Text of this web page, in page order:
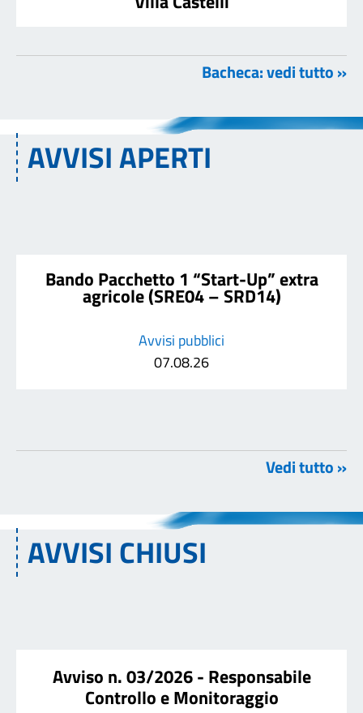
Bacheca: vedi tutto »
AVVISI APERTI
Bando Pacchetto 1 “Start-Up” extra
agricole (SRE04 – SRD14)
Avvisi pubblici
07.08.26
Vedi tutto »
AVVISI CHIUSI
Avviso n. 03/2026 - Responsabile
Controllo e Monitoraggio